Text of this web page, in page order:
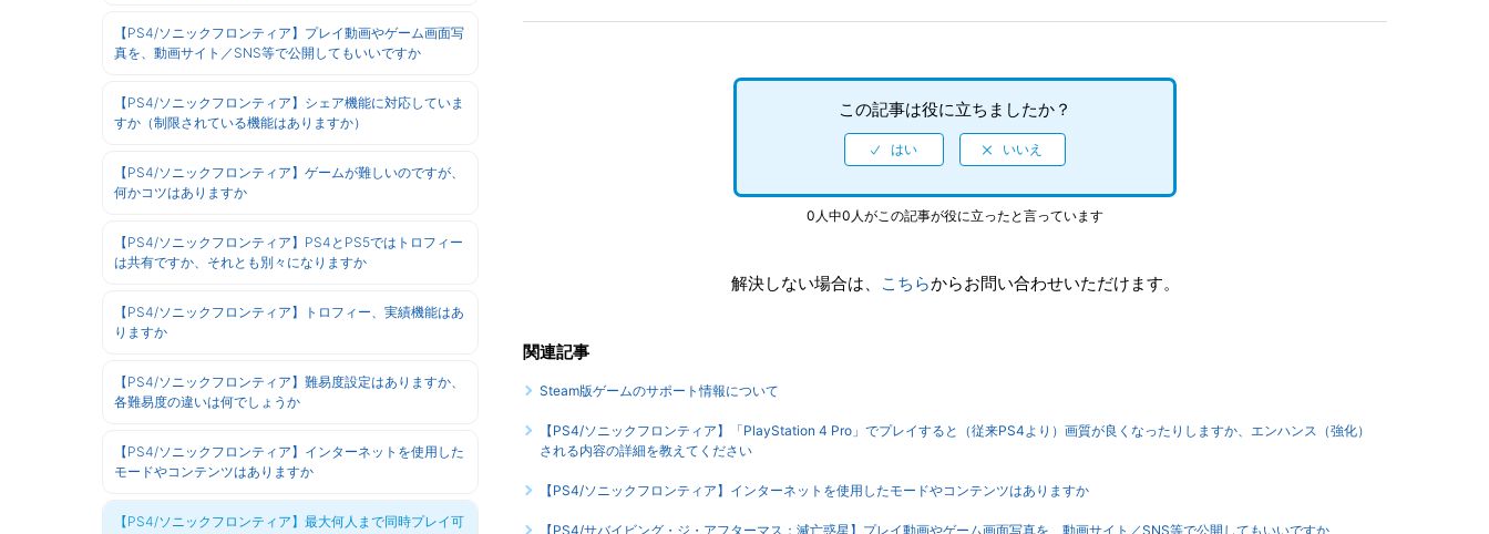
【PS4/ソニックフロンティア】プレイ動画やゲーム画面写
真を、動画サイト／SNS等で公開してもいいですか
【PS4/ソニックフロンティア】シェア機能に対応していま
すか（制限されている機能はありますか）
【PS4/ソニックフロンティア】ゲームが難しいのですが、
何かコツはありますか
【PS4/ソニックフロンティア】PS4とPS5ではトロフィー
は共有ですか、それとも別々になりますか
【PS4/ソニックフロンティア】トロフィー、実績機能はあ
りますか
【PS4/ソニックフロンティア】難易度設定はありますか、
各難易度の違いは何でしょうか
【PS4/ソニックフロンティア】インターネットを使用した
モードやコンテンツはありますか
【PS4/ソニックフロンティア】最大何人まで同時プレイ可
この記事は役に立ちましたか？
0人中0人がこの記事が役に立ったと言っています
解決しない場合は、 こちらからお問い合わせいただけます。
関連記事
Steam版ゲームのサポート情報について
【PS4/ソニックフロンティア】「PlayStation 4 Pro」でプレイすると（従来PS4より）画質が良くなったりしますか、エンハンス（強化）
される内容の詳細を教えてください
【PS4/ソニックフロンティア】インターネットを使用したモードやコンテンツはありますか
【PS4/サバイビング・ジ・アフターマス：滅亡惑星】プレイ動画やゲーム画面写真を、動画サイト／SNS等で公開してもいいですか